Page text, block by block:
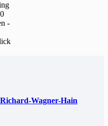
-
Wagner-Hain